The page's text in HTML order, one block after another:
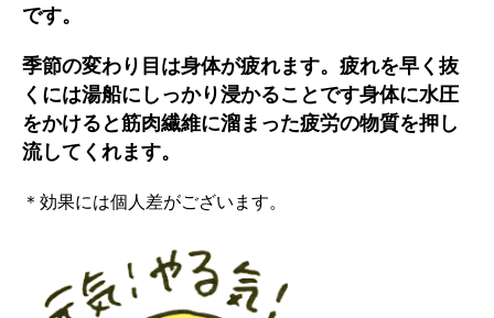
です。
季節の変わり目は身体が疲れます。疲れを早く抜
くには湯船にしっかり浸かることです身体に水圧
をかけると筋肉繊維に溜まった疲労の物質を押し
流してくれます。
＊効果には個人差がございます。